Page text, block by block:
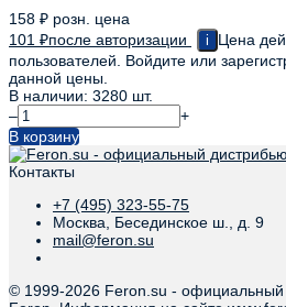
158 ₽ розн. цена
101 ₽после авторизации i
Цена
пользователей. Войдите или
данной цены.
В наличии: 3280 шт.
–
+
В корзину
Контакты
+7 (495) 323-55-75
Москва, Бесединское ш., д. 9
mail@feron.su
© 1999-2026 Feron.su - официальный